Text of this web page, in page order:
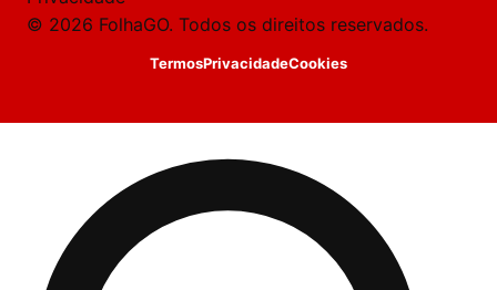
© 2026 FolhaGO. Todos os direitos reservados.
TermosPrivacidadeCookies